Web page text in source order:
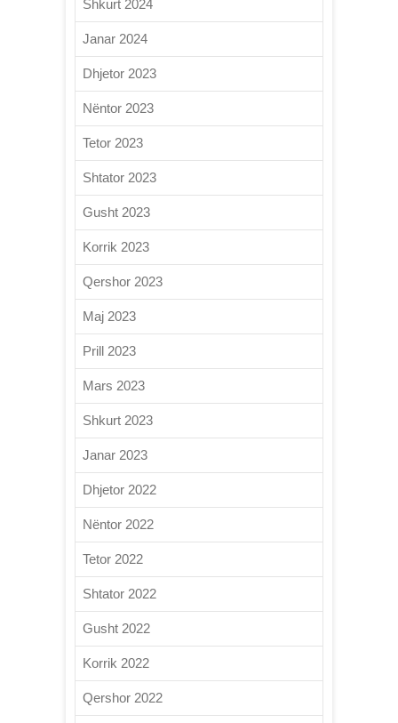
Shkurt 2024
Janar 2024
Dhjetor 2023
Nëntor 2023
Tetor 2023
Shtator 2023
Gusht 2023
Korrik 2023
Qershor 2023
Maj 2023
Prill 2023
Mars 2023
Shkurt 2023
Janar 2023
Dhjetor 2022
Nëntor 2022
Tetor 2022
Shtator 2022
Gusht 2022
Korrik 2022
Qershor 2022